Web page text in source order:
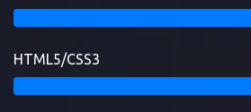
HTML5/CSS3